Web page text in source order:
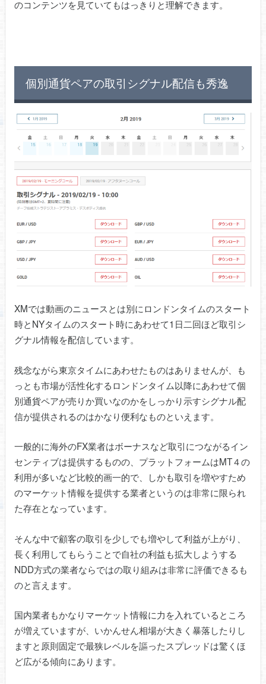
のコンテンツを見ていてもはっきりと理解できます。
個別通貨ペアの取引シグナル配信も秀逸
XMでは動画のニュースとは別にロンドンタイムのスタート
時とNYタイムのスタート時にあわせて1日二回ほど取引シ
グナル情報を配信しています。
残念ながら東京タイムにあわせたものはありませんが、も
っとも市場が活性化するロンドンタイム以降にあわせて個
別通貨ペアが売りか買いなのかをしっかり示すシグナル配
信が提供されるのはかなり便利なものといえます。
一般的に海外のFX業者はボーナスなど取引につながるイン
センティブは提供するものの、プラットフォームはMT４の
利用が多いなど比較的画一的で、しかも取引を増やすため
のマーケット情報を提供する業者というのは非常に限られ
た存在となっています。
そんな中で顧客の取引を少しでも増やして利益が上がり、
長く利用してもらうことで自社の利益も拡大しようする
NDD方式の業者ならではの取り組みは非常に評価できるも
のと言えます。
国内業者もかなりマーケット情報に力を入れているところ
が増えていますが、いかんせん相場が大きく暴落したりし
ますと原則固定で最狭レベルを謳ったスプレッドは驚くほ
ど広がる傾向にあります。